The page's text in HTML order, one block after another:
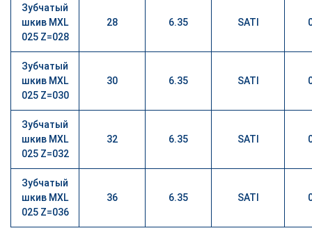
Зубчатый
шкив MXL
025 Z=028
28 6.35 SATI
Зубчатый
шкив MXL
025 Z=030
30 6.35 SATI
Зубчатый
шкив MXL
025 Z=032
32 6.35 SATI
Зубчатый
шкив MXL
025 Z=036
36 6.35 SATI